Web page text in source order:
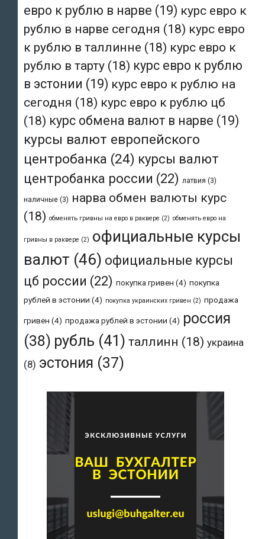
евро к рублю в нарве (19) курс евро к
рублю в нарве сегодня (18) курс евро
к рублю в таллинне (18) курс евро к
рублю в тарту (18) курс евро к рублю
в эстонии (19) курс евро к рублю на
сегодня (18) курс евро к рублю цб
(18) курс обмена валют в нарве (19)
курсы валют европейского
центробанка (24) курсы валют
центробанка россии (22) латвия (3)
наличные (3) нарва обмен валюты курс
(18) обменять гривны на евро в раквере (2) обменять евро на
гривны в раквере (2) официальные курсы
валют (46) официальные курсы
цб россии (22) покупка гривен (4) покупка
рублей в эстонии (4) покупка украинских гривен (2) продажа
гривен (4) продажа рублей в эстонии (4) россия
(38) рубль (41) таллинн (18) украина
(8) эстония (37)